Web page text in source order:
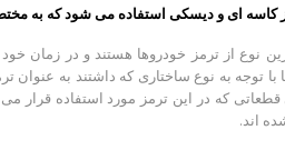
کاسه ای و دیسکی استفاده می شود که به
نوع از ترمز خودروها هستند و در زمان خود
با توجه به نوع ساختاری که داشتند به
که در این ترمز مورد استفاده قرار
اند.